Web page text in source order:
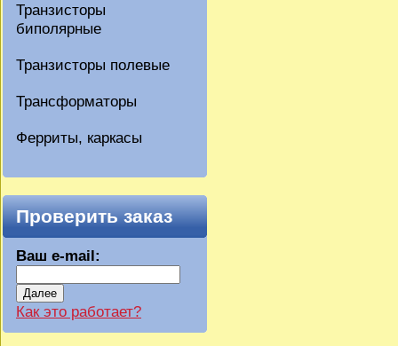
Транзисторы
биполярные
Транзисторы полевые
Трансформаторы
Ферриты, каркасы
Проверить заказ
Ваш e-mail:
Далее
Как это работает?